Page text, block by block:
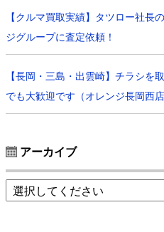
【クルマ買取実績】タツロー社長
ジグループに査定依頼！
【長岡・三島・出雲崎】チラシを
でも大歓迎です（オレンジ長岡西店
アーカイブ